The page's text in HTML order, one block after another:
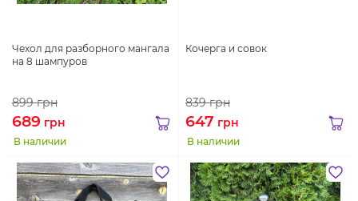
Чехол для разборного мангала
на 8 шампуров
899грн
689 грн
В наличии
Кочерга и совок
839грн
647 грн
В наличии